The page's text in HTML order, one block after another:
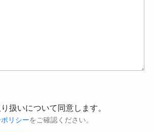
扱いについて同意します。
リシーをご確認ください。